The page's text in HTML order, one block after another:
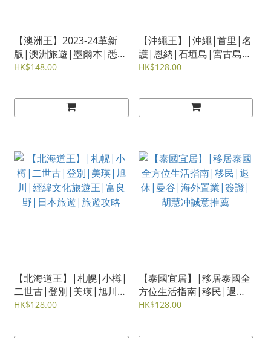
【澳洲王】2023-24革新
版|澳洲旅遊|墨爾本|悉
尼|黃金海岸|布里斯本|塔
HK$148.00
【沖繩王】|沖繩|首里|名
護|恩納|石垣島|宮古島|
經緯文化旅遊王|日本旅
HK$128.00
【北海道王】|札幌|小樽|
二世古|登別|美瑛|旭川|
經緯文化旅遊王|富良野|
HK$128.00
【泰國宜居】|移居泰國全
方位生活指南|移民|退休|
曼谷|海外置業|簽證|胡慧
HK$128.00